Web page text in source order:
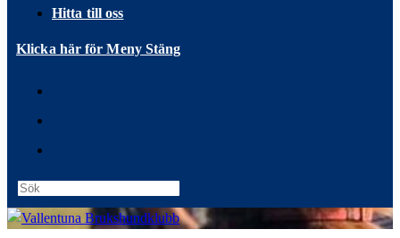
Hitta till oss
Klicka här för Meny Stäng
Escape
to